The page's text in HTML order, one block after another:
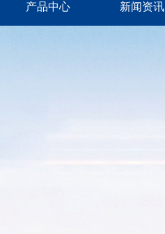
产品中心 新闻资讯